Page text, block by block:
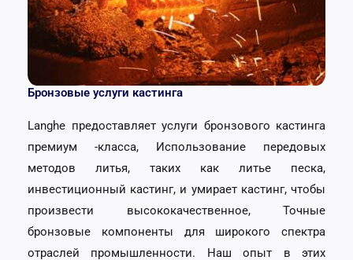
Бронзовые услуги кастинга
Langhe предоставляет услуги бронзового кастинга
премиум -класса, Использование передовых
методов литья, таких как литье песка,
инвестиционный кастинг, и умирает кастинг, чтобы
произвести высококачественное, Точные
бронзовые компоненты для широкого спектра
отраслей промышленности. Наш опыт в этих